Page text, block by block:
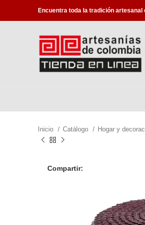
Encuentra toda la tradición artesanal
Inicio Catálogo Hogar y
Compartir: